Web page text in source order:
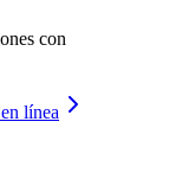
con
línea